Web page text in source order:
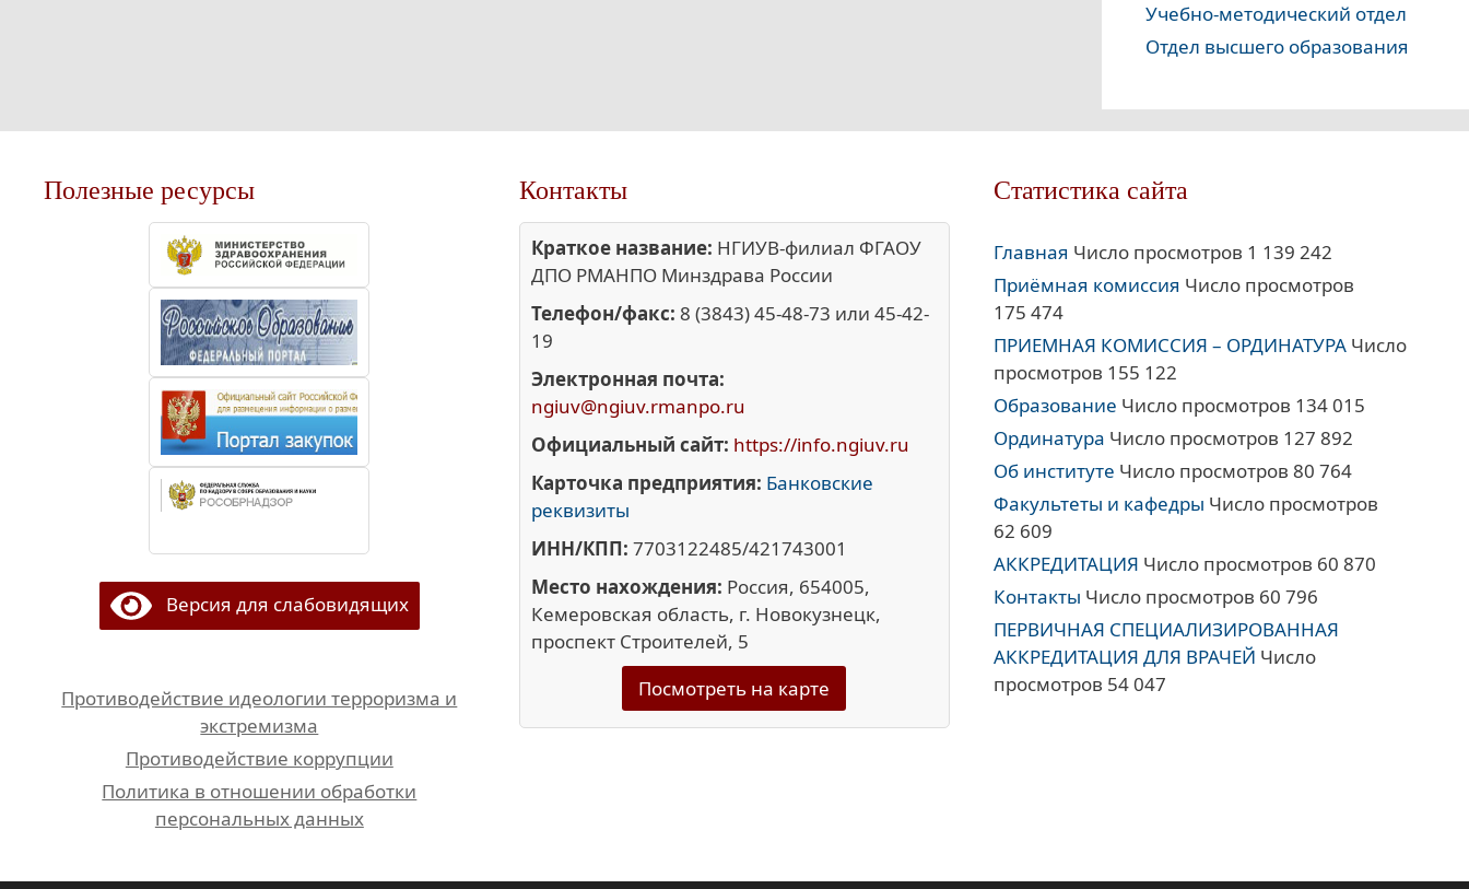
Учебно-методический отдел
Отдел высшего образования
Полезные ресурсы
Версия для слабовидящих
Противодействие идеологии терроризма и
экстремизма
Противодействие коррупции
Политика в отношении обработки
персональных данных
Контакты
Краткое название: НГИУВ-филиал ФГАОУ
ДПО РМАНПО Минздрава России
Телефон/факс: 8 (3843) 45-48-73 или 45-42-
19
Электронная почта:
ngiuv@ngiuv.rmanpo.ru
Официальный сайт: https://info.ngiuv.ru
Карточка предприятия: Банковские
реквизиты
ИНН/КПП: 7703122485/421743001
Место нахождения: Россия, 654005,
Кемеровская область, г. Новокузнецк,
проспект Строителей, 5
Посмотреть на карте
Статистика сайта
Главная Число просмотров 1 139 242
Приёмная комиссия Число просмотров
175 474
ПРИЕМНАЯ КОМИССИЯ – ОРДИНАТУРА Число
просмотров 155 122
Образование Число просмотров 134 015
Ординатура Число просмотров 127 892
Об институте Число просмотров 80 764
Факультеты и кафедры Число просмотров
62 609
АККРЕДИТАЦИЯ Число просмотров 60 870
Контакты Число просмотров 60 796
ПЕРВИЧНАЯ СПЕЦИАЛИЗИРОВАННАЯ
АККРЕДИТАЦИЯ ДЛЯ ВРАЧЕЙ Число
просмотров 54 047